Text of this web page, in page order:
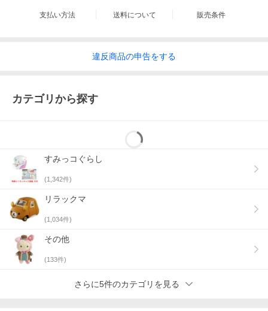
支払い方法 送料について 販売条件
違反商品の申告をする
カテゴリから探す
すみっコぐらし
(1,342件)
リラックマ
(1,034件)
その他
(133件)
さらに5件のカテゴリを見る